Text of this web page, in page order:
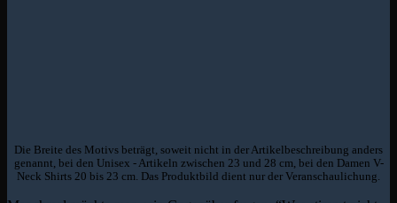
Die Breite des Motivs beträgt, soweit nicht in der Artikelbeschreibung anders
genannt, bei den Unisex - Artikeln zwischen 23 und 28 cm, bei den Damen V-
Neck Shirts 20 bis 23 cm. Das Produktbild dient nur der Veranschaulichung.